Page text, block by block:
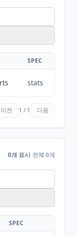
SPEC
stats
이전 1 / 1 다음
0개 표시 전체 0개
SPEC